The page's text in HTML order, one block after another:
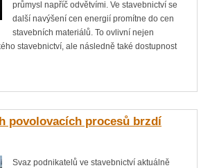
průmysl napříč odvětvími. Ve stavebnictví se
další navýšení cen energií promítne do cen
stavebních materiálů. To ovlivní nejen
stavebnictví, ale následně také dostupnost
povolovacích procesů brzdí
Svaz podnikatelů ve stavebnictví aktuálně